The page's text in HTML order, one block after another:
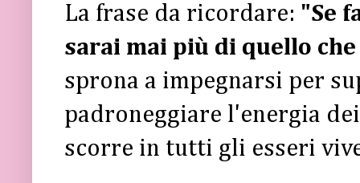
La frase da ricordare: "Se
sarai mai più di quello che
sprona a impegnarsi per
padroneggiare l'energia
scorre in tutti gli esseri